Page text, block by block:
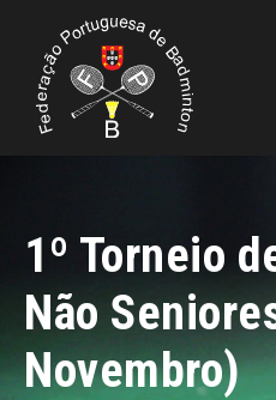
1º Torneio
Não
Novembro)